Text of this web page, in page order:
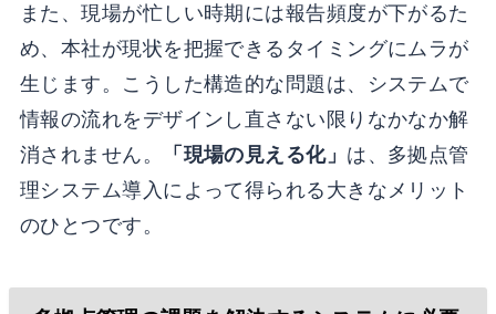
また、現場が忙しい時期には報告頻度が下がるた
め、本社が現状を把握できるタイミングにムラが
生じます。こうした構造的な問題は、システムで
情報の流れをデザインし直さない限りなかなか解
消されません。
「現場の見える化」 は、多拠点管
理システム導入によって得られる大きなメリット
のひとつです。